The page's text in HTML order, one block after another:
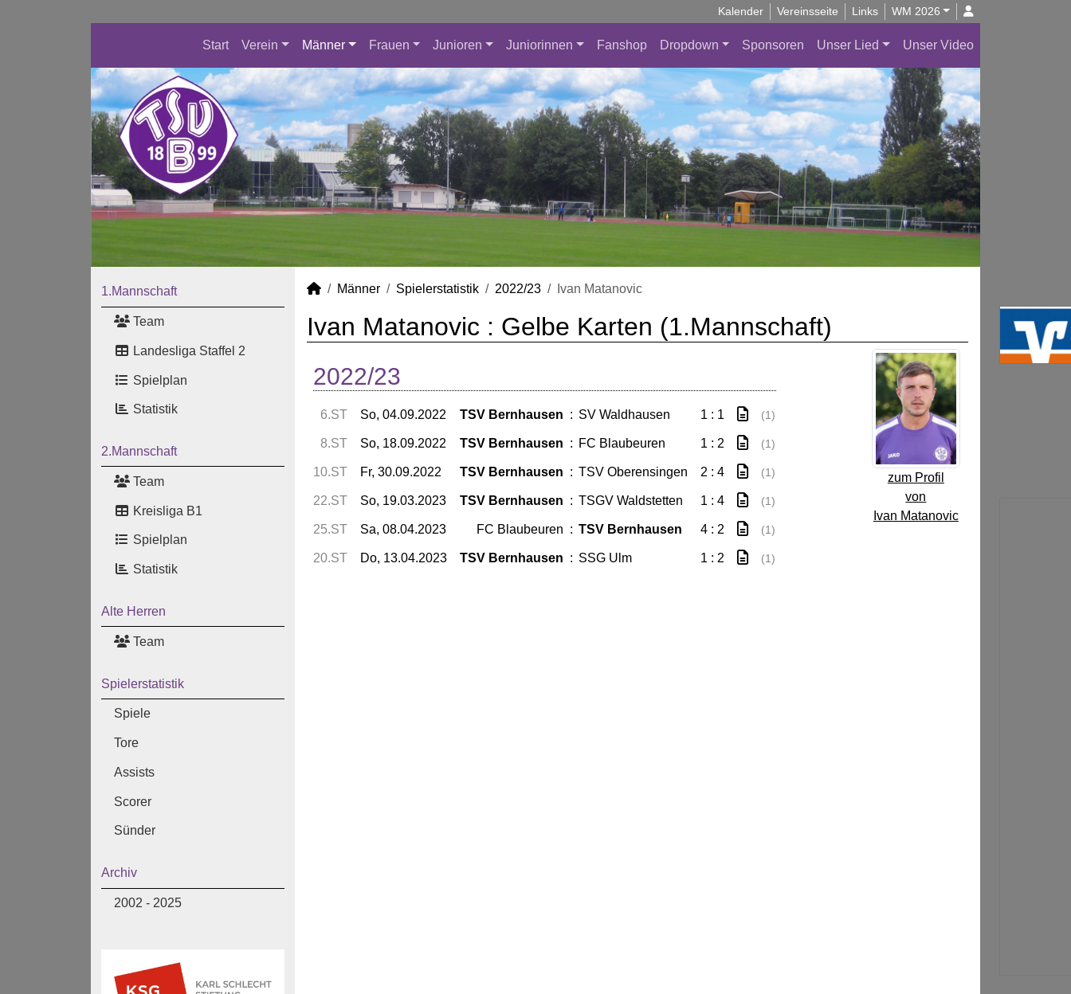
Kalender Vereinsseite Links WM 2026
Start Verein Männer Frauen Junioren Juniorinnen Fanshop Dropdown Sponsoren Unser Lied Unser Video
1.Mannschaft
Team
Landesliga Staffel 2
Spielplan
Statistik
2.Mannschaft
Team
Kreisliga B1
Spielplan
Statistik
Alte Herren
Team
Spielerstatistik
Spiele
Tore
Assists
Scorer
Sünder
Archiv
2002 - 2025
Männer Spielerstatistik 2022/23 Ivan Matanovic
Ivan Matanovic : Gelbe Karten (1.Mannschaft)
zum Profil
von
Ivan Matanovic
2022/23
6.ST So, 04.09.2022 TSV Bernhausen : SV Waldhausen 1 : 1 (1)
8.ST So, 18.09.2022 TSV Bernhausen : FC Blaubeuren 1 : 2 (1)
10.ST Fr, 30.09.2022 TSV Bernhausen : TSV Oberensingen 2 : 4 (1)
22.ST So, 19.03.2023 TSV Bernhausen : TSGV Waldstetten 1 : 4 (1)
25.ST Sa, 08.04.2023 FC Blaubeuren : TSV Bernhausen 4 : 2 (1)
20.ST Do, 13.04.2023 TSV Bernhausen : SSG Ulm 1 : 2 (1)